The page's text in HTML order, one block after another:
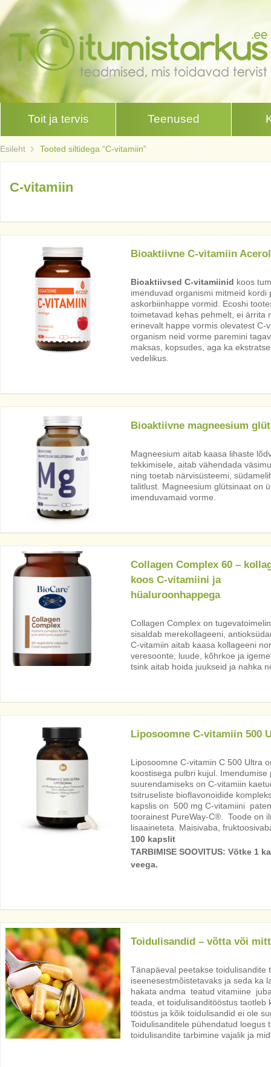
Toit ja tervis Teenused
Esileht Tooted siltidega “C-vitamiin”
C-vitamiin
Bioaktiivne C-vitamiin
Bioaktiivsed C-vitamiinid koos
imenduvad organismi mitmeid kordi
askorbiinhappe vormid. Ecoshi
toimetavad kehas pehmelt, ei ärrita
erinevalt happe vormis olevatest
organism neid vorme paremini
maksas, kopsudes, aga ka
vedelikus.
Bioaktiivne magneesium
Magneesium aitab kaasa lihaste
tekkimisele, aitab vähendada
ning toetab närvisüsteemi,
talitlust. Magneesium glütsinaat on
imenduvamaid vorme.
Collagen Complex 60 –
koos C-vitamiini ja
hüaluroonhappega
Collagen Complex on
sisaldab merekollageeni,
C-vitamiin aitab kaasa kollageeni
veresoonte, luude, kõhrkoe ja
tsink aitab hoida juukseid ja nahka
Liposoomne C-vitamiin 500
Liposoomne C-vitamin C 500 Ultra
koostisega pulbri kujul.
suurendamiseks on C-vitamiin
tsitruseliste bioflavonoidide
kapslis on 500 mg C-vitamiini
toorainest PureWay-C®. Toode on
lisaaineteta. Maisivaba,
100 kapslit
TARBIMISE SOOVITUS: Võtke 1
veega.
Toidulisandid – võtta või
Tänapäeval peetakse toidulisandite
iseenesestmõistetavaks ja seda ka
hakata andma teatud vitamiine
teada, et toidulisanditööstus taotleb
tööstus ja kõik toidulisandid ei ole
Toidulisanditele pühendatud loegus
toidulisandite tarbimine vajalik ja